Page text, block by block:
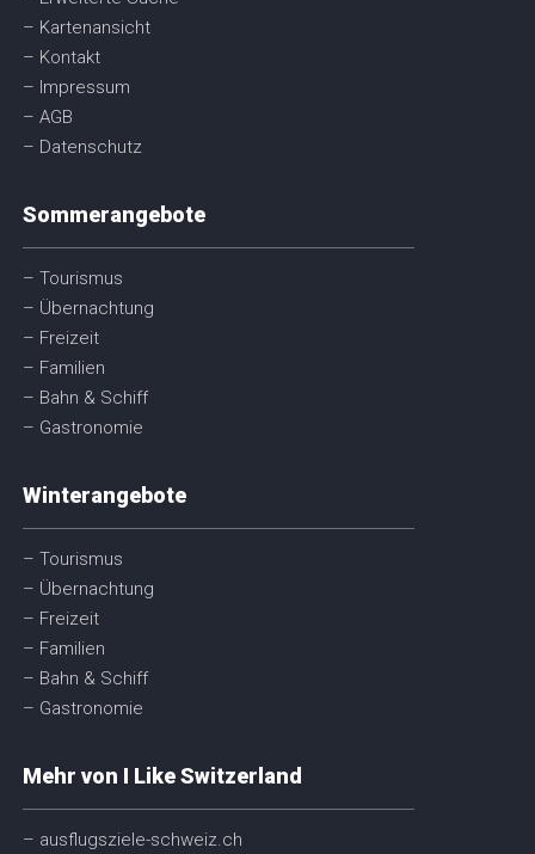
– Kartenansicht
– Kontakt
– Impressum
– AGB
– Datenschutz
Sommerangebote
– Tourismus
– Übernachtung
– Freizeit
– Familien
– Bahn & Schiff
– Gastronomie
Winterangebote
– Tourismus
– Übernachtung
– Freizeit
– Familien
– Bahn & Schiff
– Gastronomie
Mehr von I Like Switzerland
– ausflugsziele-schweiz.ch